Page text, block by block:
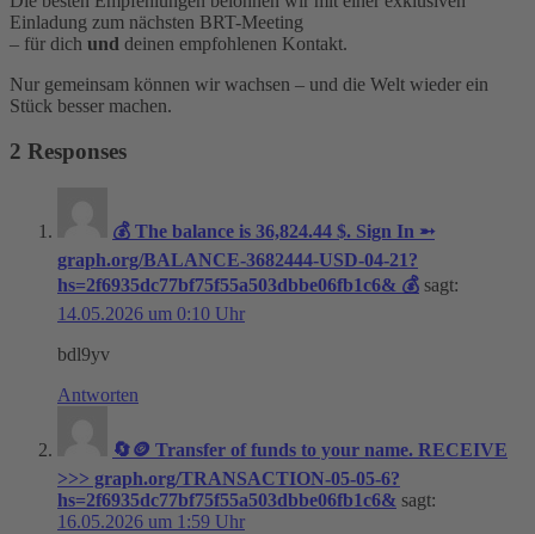
Einladung zum nächsten BRT-Meeting
– für dich und deinen empfohlenen Kontakt.
Nur gemeinsam können wir wachsen – und die Welt wieder ein
Stück besser machen.
2 Responses
💰 The balance is 36,824.44 $. Sign In ➵
graph.org/BALANCE-3682444-USD-04-21?
hs=2f6935dc77bf75f55a503dbbe06fb1c6& 💰 sagt:
14.05.2026 um 0:10 Uhr
bdl9yv
Antworten
🔄🪙 Transfer of funds to your name. RECEIVE
>>> graph.org/TRANSACTION-05-05-6?
hs=2f6935dc77bf75f55a503dbbe06fb1c6& sagt:
16.05.2026 um 1:59 Uhr